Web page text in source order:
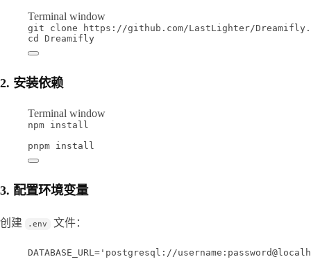
Terminal window
git clone
https://github.com/LastLighter/
cd
Dreamifly
2. 安装依赖
Terminal window
npm install
pnpm install
3. 配置环境变量
创建 .env 文件：
DATABASE_URL='postgresql://